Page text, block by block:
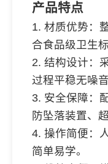
产品特点
1. 材质优势：
合食品级卫生
2. 结构设计：
过程平稳无噪
3. 安全保障：
防坠落装置、
4. 操作简便：
简单易学。